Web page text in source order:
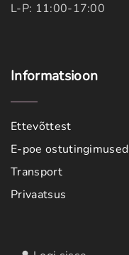
L-P: 11:00-17:00
Informatsioon
Ettevõttest
E-poe ostutingimused
Transport
Privaatsus